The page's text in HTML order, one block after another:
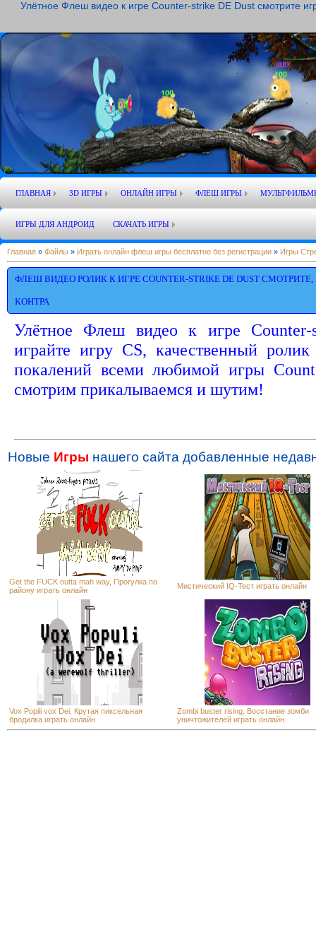
Улётное Флеш видео к игре Counter-strike DE Dust смотрите
ГЛАВНАЯ 3D ИГРЫ ОНЛАЙН ИГРЫ ФЛЕШ ИГРЫ
ИГРЫ ДЛЯ АНДРОИД СКАЧАТЬ ИГРЫ
Главная » Файлы » Играть онлайн флеш игры бесплатно без регистрации » Игры
ФЛЕШ ВИДЕО РОЛИК К ИГРЕ COUNTER-STRIKE DE DUST
КОНТРА
Улётное Флеш видео к игре
играйте игру CS, качественный
покалений всеми любимой игры
смотрим прикалываемся и шутим!
Новые Игры нашего сайта добавленные
Get the FUCK outta mah way, Прогулка по
району играть онлайн
Мистический IQ-Тест играть онлайн
Vox Popili vox Dei, Крутая пиксельная
бродилка играть онлайн
Zombi buster rising, Восстание зомби
уничтожителей играть онлайн